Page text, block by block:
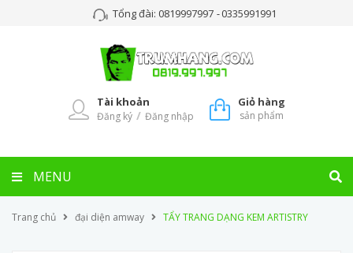
Tổng đài: 0819997997 -0335991991
Tài khoản
Đăng ký / Đăng nhập
Giỏ hàng
sản phẩm
MENU
Trang chủ đại diện amway TẨY TRANG DẠNG KEM ARTISTRY